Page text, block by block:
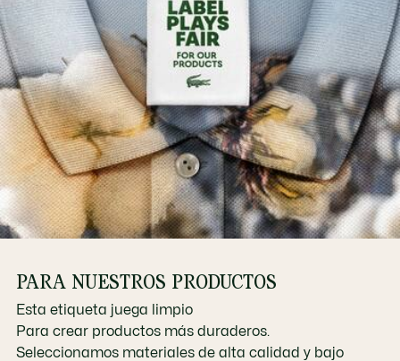
PARA NUESTROS PRODUCTOS
Esta etiqueta juega limpio
Para crear productos más duraderos.
Seleccionamos materiales de alta calidad y bajo